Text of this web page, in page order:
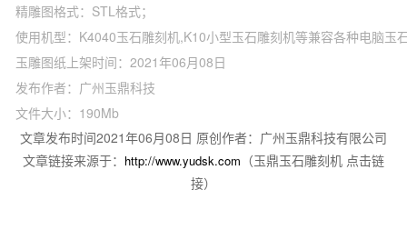
精雕图格式：STL格式；
使用机型：K4040玉石雕刻机,K10小型玉石雕刻机等兼容各种电脑玉
玉雕图纸上架时间：2021年06月08日
发布作者：广州玉鼎科技
文件大小：190Mb
文章发布时间2021年06月08日 原创作者：广州玉鼎科技有限公司
文章链接来源于： http://www.yudsk.com （玉鼎玉石雕刻机 点击链
接）